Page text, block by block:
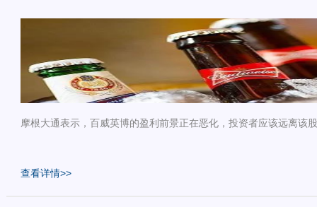
摩根大通表示，百威英博的盈利前景正在恶化，投资者应该远离该
查看详情>>